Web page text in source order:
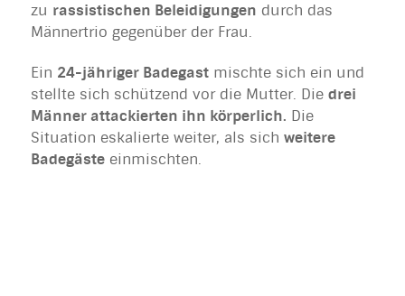
zu rassistischen Beleidigungen durch das
Männertrio gegenüber der Frau.
Ein 24-jähriger Badegast mischte sich ein und
stellte sich schützend vor die Mutter. Die drei
Männer attackierten ihn körperlich. Die
Situation eskalierte weiter, als sich weitere
Badegäste einmischten.